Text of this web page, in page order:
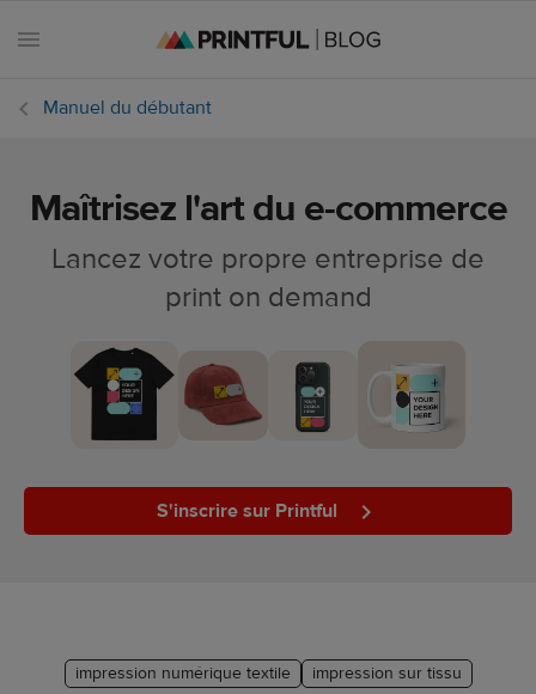
Toutes les
Dates e-
commerce
Manuel du débutant
Maîtrisez l'art du e-commerce
Lancez votre propre entreprise de
print on demand
S'inscrire sur Printful
impression numérique textile impression sur tissu